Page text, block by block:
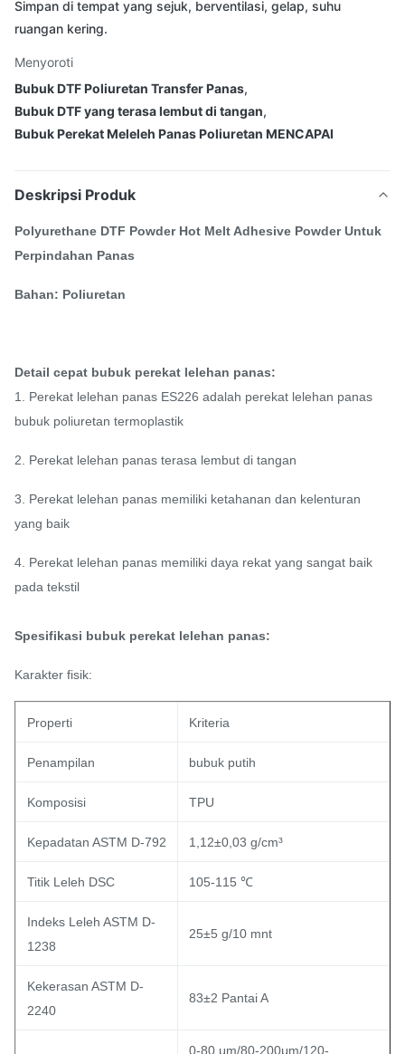
Simpan di tempat yang sejuk, berventilasi, gelap, suhu
ruangan kering.
Menyoroti
Bubuk DTF Poliuretan Transfer Panas,
Bubuk DTF yang terasa lembut di tangan,
Bubuk Perekat Meleleh Panas Poliuretan MENCAPAI
Deskripsi Produk
Polyurethane DTF Powder Hot Melt Adhesive Powder Untuk
Perpindahan Panas
Bahan: Poliuretan
Detail cepat bubuk perekat lelehan panas:
1. Perekat lelehan panas ES226 adalah perekat lelehan panas
bubuk poliuretan termoplastik
2. Perekat lelehan panas terasa lembut di tangan
3. Perekat lelehan panas memiliki ketahanan dan kelenturan
yang baik
4. Perekat lelehan panas memiliki daya rekat yang sangat baik
pada tekstil
Spesifikasi bubuk perekat lelehan panas:
Karakter fisik:
Properti Kriteria
Penampilan bubuk putih
Komposisi TPU
Kepadatan ASTM D-792 1,12±0,03 g/cm³
Titik Leleh DSC 105-115 ℃
Indeks Leleh ASTM D-
1238
25±5 g/10 mnt
Kekerasan ASTM D-
2240
83±2 Pantai A
0-80 μm/80-200μm/120-